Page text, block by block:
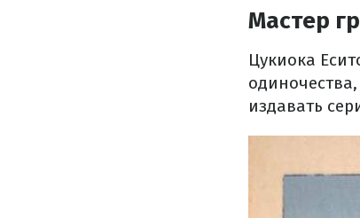
Мастер
Цукиока
издавать